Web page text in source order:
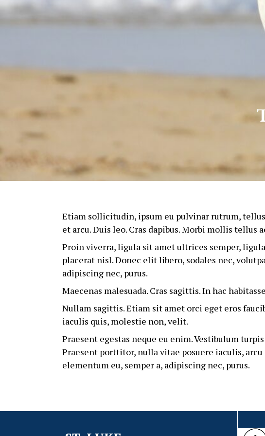
Etiam sollicitudin, ipsum eu pulvinar rutrum,
et arcu. Duis leo. Cras dapibus. Morbi mollis tellus
Proin viverra, ligula sit amet ultrices semper,
placerat nisl. Donec elit libero, sodales nec,
adipiscing nec, purus.
Maecenas malesuada. Cras sagittis. In hac
Nullam sagittis. Etiam sit amet orci eget eros
iaculis quis, molestie non, velit.
Praesent egestas neque eu enim. Vestibulum
Praesent porttitor, nulla vitae posuere iaculis,
elementum eu, semper a, adipiscing nec, purus.